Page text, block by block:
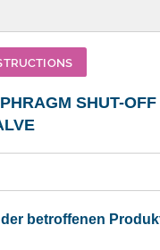
SHUT-OFF
der betroffenen